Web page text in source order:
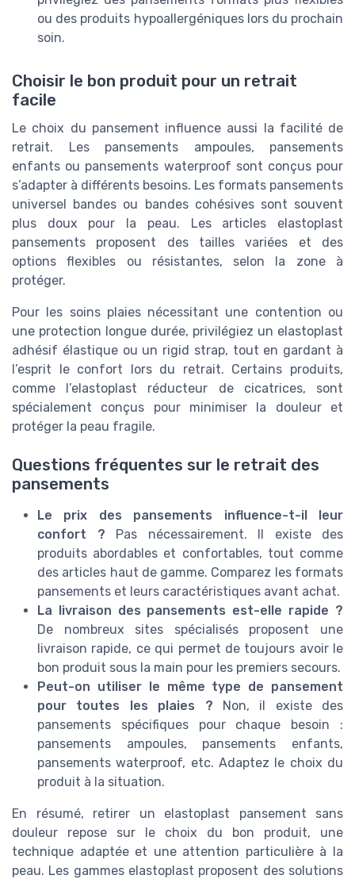
ou des produits hypoallergéniques lors du prochain
soin.
Choisir le bon produit pour un retrait
facile
Le choix du pansement influence aussi la facilité de
retrait. Les pansements ampoules, pansements
enfants ou pansements waterproof sont conçus pour
s’adapter à différents besoins. Les formats pansements
universel bandes ou bandes cohésives sont souvent
plus doux pour la peau. Les articles elastoplast
pansements proposent des tailles variées et des
options flexibles ou résistantes, selon la zone à
protéger.
Pour les soins plaies nécessitant une contention ou
une protection longue durée, privilégiez un elastoplast
adhésif élastique ou un rigid strap, tout en gardant à
l’esprit le confort lors du retrait. Certains produits,
comme l’elastoplast réducteur de cicatrices, sont
spécialement conçus pour minimiser la douleur et
protéger la peau fragile.
Questions fréquentes sur le retrait des
pansements
Le prix des pansements influence-t-il leur
confort ? Pas nécessairement. Il existe des
produits abordables et confortables, tout comme
des articles haut de gamme. Comparez les formats
pansements et leurs caractéristiques avant achat.
La livraison des pansements est-elle rapide ?
De nombreux sites spécialisés proposent une
livraison rapide, ce qui permet de toujours avoir le
bon produit sous la main pour les premiers secours.
Peut-on utiliser le même type de pansement
pour toutes les plaies ? Non, il existe des
pansements spécifiques pour chaque besoin :
pansements ampoules, pansements enfants,
pansements waterproof, etc. Adaptez le choix du
produit à la situation.
En résumé, retirer un elastoplast pansement sans
douleur repose sur le choix du bon produit, une
technique adaptée et une attention particulière à la
peau. Les gammes elastoplast proposent des solutions